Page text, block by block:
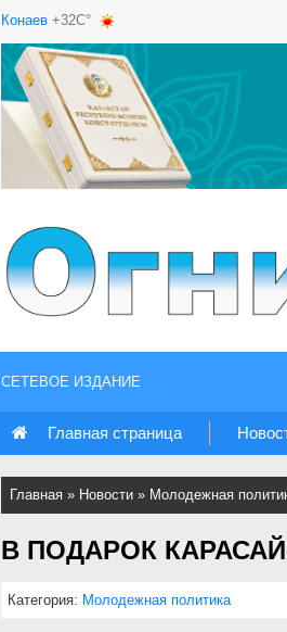
Конаев +32C°
СЕТЕВОЕ ИЗДАНИЕ
Главная страница
Главная » Новости » Молодежная
В ПОДАРОК
Категория: Молодежная политика